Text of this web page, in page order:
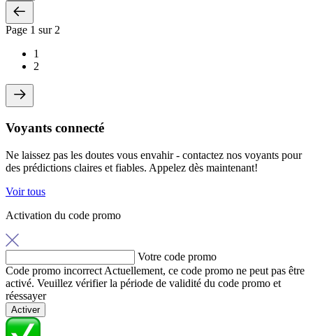
Page 1 sur 2
1
2
Voyants connecté
Ne laissez pas les doutes vous envahir - contactez nos voyants pour
des prédictions claires et fiables. Appelez dès maintenant!
Voir tous
Activation du code promo
Votre code promo
Code promo incorrect Actuellement, ce code promo ne peut pas être
activé. Veuillez vérifier la période de validité du code promo et
réessayer
Activer